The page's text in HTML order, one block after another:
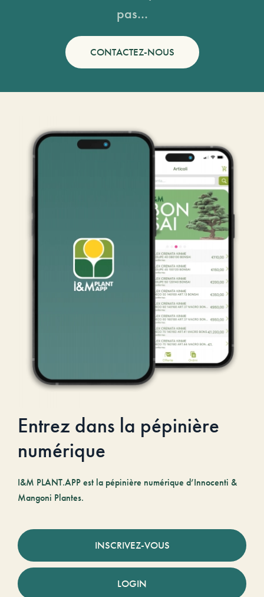
pas...
CONTACTEZ-NOUS
Entrez dans la pépinière
numérique
I&M PLANT.APP est la pépinière numérique d’Innocenti &
Mangoni Plantes.
INSCRIVEZ-VOUS
LOGIN